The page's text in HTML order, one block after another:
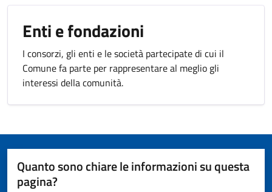
Enti e fondazioni
I consorzi, gli enti e le società partecipate di cui il
Comune fa parte per rappresentare al meglio gli
interessi della comunità.
Quanto sono chiare le informazioni su questa
pagina?